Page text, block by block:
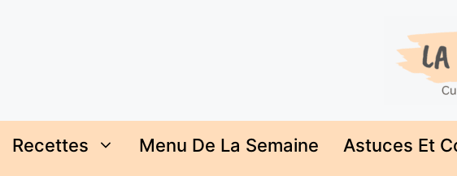
Recettes Menu De La Semaine Astuces Et